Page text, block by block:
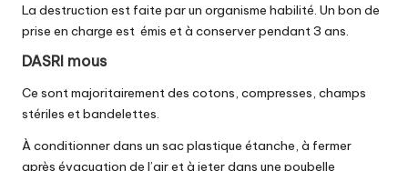
La destruction est faite par un organisme habilité. Un bon de
prise en charge est émis et à conserver pendant 3 ans.
DASRI mous
Ce sont majoritairement des cotons, compresses, champs
stériles et bandelettes.
À conditionner dans un sac plastique étanche, à fermer
après évacuation de l’air et à jeter dans une poubelle